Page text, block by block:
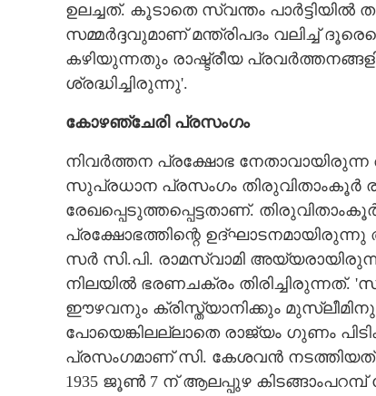
ഉലച്ചത്. കൂടാതെ സ്വന്തം പാർട്ടിയിൽ
സമ്മർദ്ദവുമാണ് മന്ത്രിപദം വലിച്ച്
കഴിയുന്നതും രാഷ്ട്രീയ
ശ്രദ്ധിച്ചിരുന്നു'.
കോഴഞ്ചേരി പ്രസംഗം
നിവർത്തന പ്രക്ഷോഭ നേതാവായിരുന്ന
സുപ്രധാന പ്രസംഗം തിരുവിതാംകൂർ
രേഖപ്പെടുത്തപ്പെട്ടതാണ്.
പ്രക്ഷോഭത്തിന്റെ
സർ സി.പി. രാമസ്വാമി
നിലയിൽ ഭരണചക്രം തിരിച്ചിരുന്നത്.
ഈഴവനും ക്രിസ്ത്യാനിക്കും
പോയെങ്കിലല്ലാതെ രാജ്യം ഗുണം
പ്രസംഗമാണ് സി. കേശവൻ
1935 ജൂൺ 7 ന് ആലപ്പുഴ